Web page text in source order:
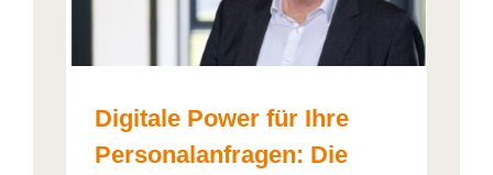
Digitale Power für Ihre
Personalanfragen: Die